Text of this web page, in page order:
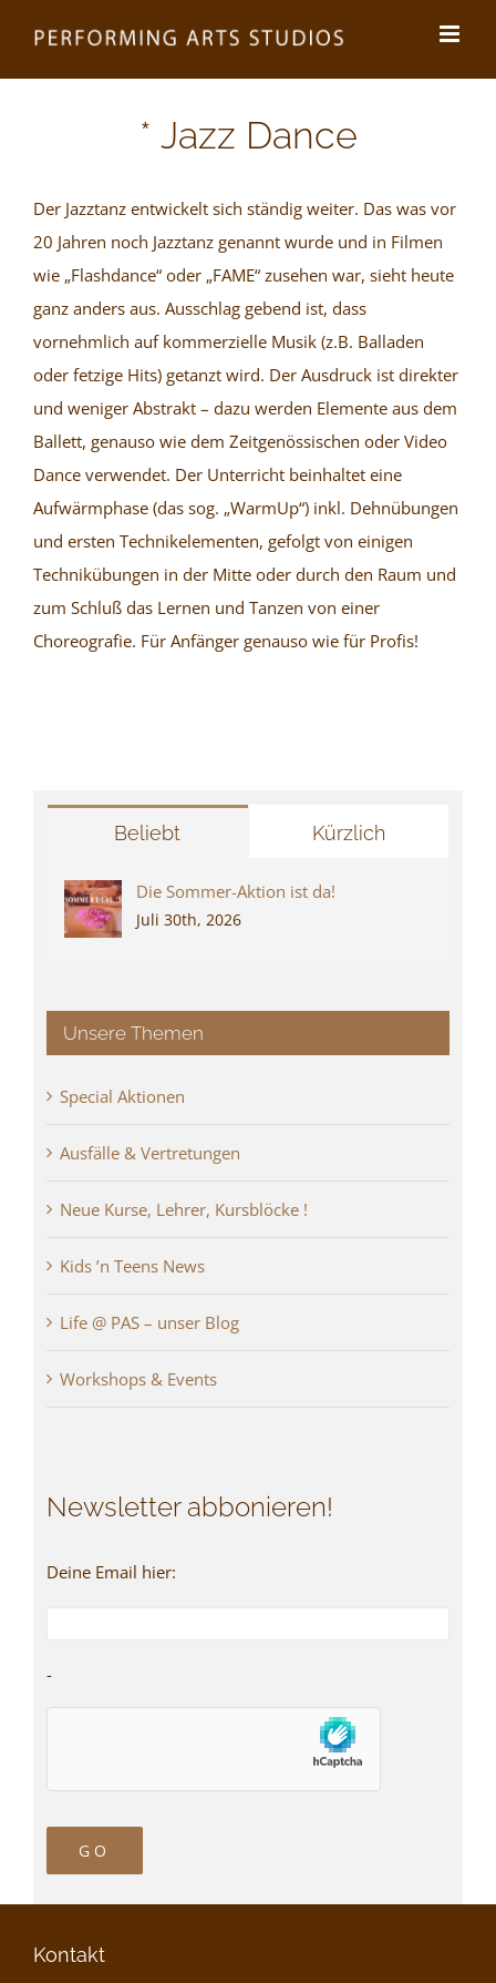
Inhalt
springen
* Jazz Dance
Der Jazztanz entwickelt sich ständig weiter. Das was vor
20 Jahren noch Jazztanz genannt wurde und in Filmen
wie „Flashdance“ oder „FAME“ zusehen war, sieht heute
ganz anders aus. Ausschlag gebend ist, dass
vornehmlich auf kommerzielle Musik (z.B. Balladen
oder fetzige Hits) getanzt wird. Der Ausdruck ist direkter
und weniger Abstrakt – dazu werden Elemente aus dem
Ballett, genauso wie dem Zeitgenössischen oder Video
Dance verwendet. Der Unterricht beinhaltet eine
Aufwärmphase (das sog. „WarmUp“) inkl. Dehnübungen
und ersten Technikelementen, gefolgt von einigen
Technikübungen in der Mitte oder durch den Raum und
zum Schluß das Lernen und Tanzen von einer
Choreografie. Für Anfänger genauso wie für Profis!
Beliebt Kürzlich
Die Sommer-Aktion ist da!
Juli 30th, 2026
Unsere Themen
Special Aktionen
Ausfälle & Vertretungen
Neue Kurse, Lehrer, Kursblöcke !
Kids ’n Teens News
Life @ PAS – unser Blog
Workshops & Events
Newsletter abbonieren!
Deine Email hier:
-
Kontakt